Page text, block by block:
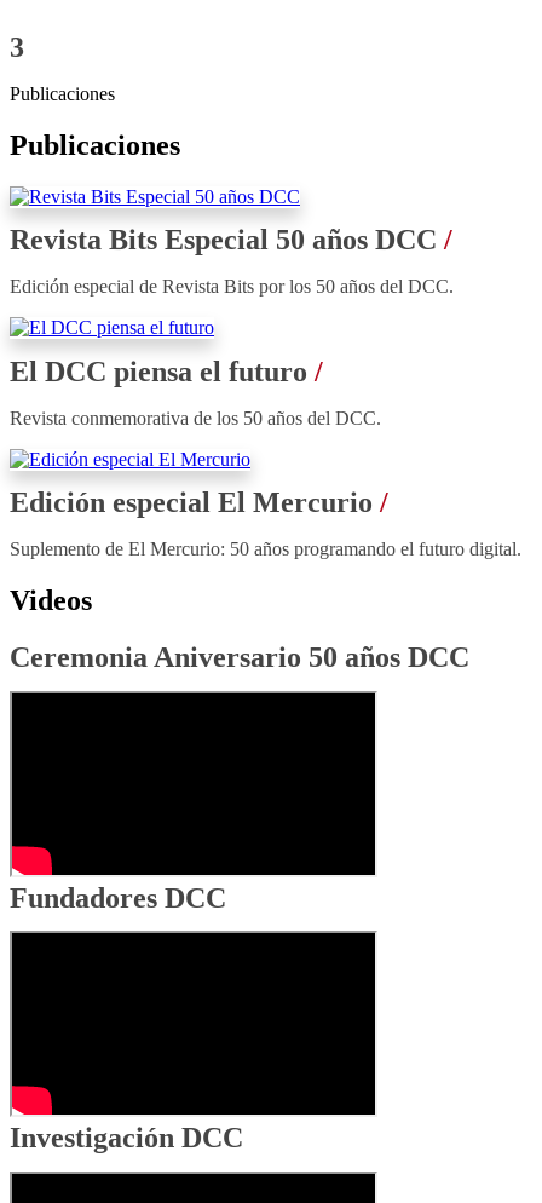
3
Publicaciones
Publicaciones
Revista Bits Especial 50 años DCC
Edición especial de Revista Bits por los 50 años del DCC.
El DCC piensa el futuro
Revista conmemorativa de los 50 años del DCC.
Edición especial El Mercurio
Suplemento de El Mercurio: 50 años programando el futuro digital.
Videos
Ceremonia Aniversario 50 años DCC
Fundadores DCC
Investigación DCC